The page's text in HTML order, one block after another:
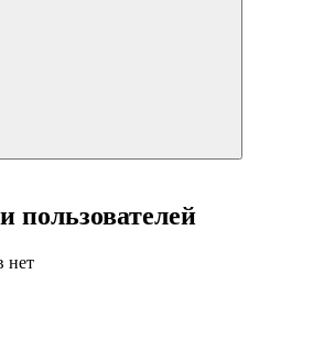
пользователей
нет